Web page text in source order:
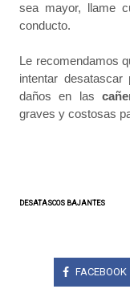
sea mayor, llame
conducto.
Le recomendamos
intentar
daños en las
graves y costosas
DESATASCOS BAJANTES
FACEBOOK